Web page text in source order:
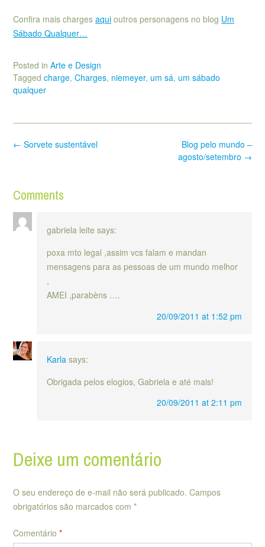
Confira mais charges aqui outros personagens no blog Um
Sábado Qualquer…
Posted in Arte e Design
Tagged charge, Charges, niemeyer, um sá, um sábado
qualquer
Post
Blog pelo mundo –
agosto/setembro →
← Sorvete sustentável
Comments
gabriela leite says:
poxa mto legal ,assim vcs falam e mandan
mensagens para as pessoas de um mundo melhor
,
AMEI ,parabèns ….
20/09/2011 at 1:52 pm
Karla says:
Obrigada pelos elogios, Gabriela e até mais!
20/09/2011 at 2:11 pm
Deixe um comentário
O seu endereço de e-mail não será publicado. Campos
obrigatórios são marcados com *
Comentário *